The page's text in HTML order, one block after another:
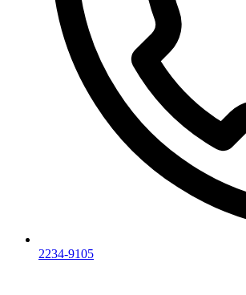
2234-9105